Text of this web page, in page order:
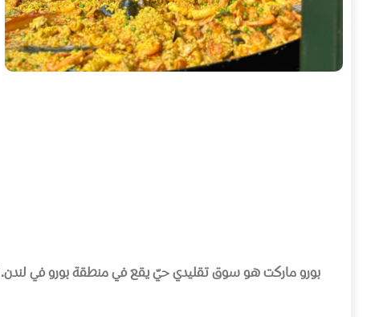
بورو ماركت هو سوق تقليدي حيّ يقع في منطقة بورو في لندن